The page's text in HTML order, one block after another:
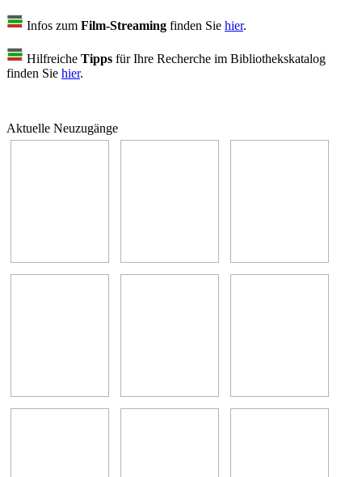
Infos zum Film-Streaming finden Sie hier.
Hilfreiche Tipps für Ihre Recherche im Bibliothekskatalog
finden Sie hier.
Aktuelle Neuzugänge